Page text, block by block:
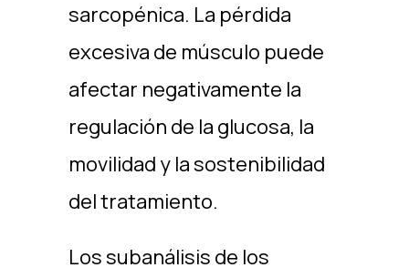
sarcopénica. La pérdida
excesiva de músculo puede
afectar negativamente la
regulación de la glucosa, la
movilidad y la sostenibilidad
del tratamiento.
Los subanálisis de los